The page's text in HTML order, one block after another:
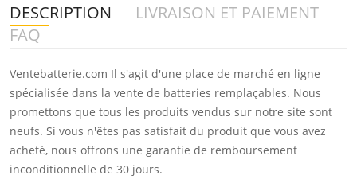
DESCRIPTION
LIVRAISON ET PAIEMENT
FAQ
Ventebatterie.com Il s'agit d'une place de marché en ligne
spécialisée dans la vente de batteries remplaçables. Nous
promettons que tous les produits vendus sur notre site sont
neufs. Si vous n'êtes pas satisfait du produit que vous avez
acheté, nous offrons une garantie de remboursement
inconditionnelle de 30 jours.